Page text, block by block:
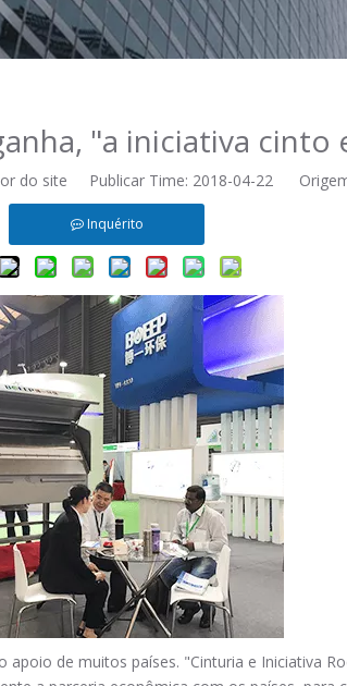
"a iniciativa cinto
do site Publicar Time: 2018-04-22
Inquérito
de muitos países. "Cinturia e Iniciativa